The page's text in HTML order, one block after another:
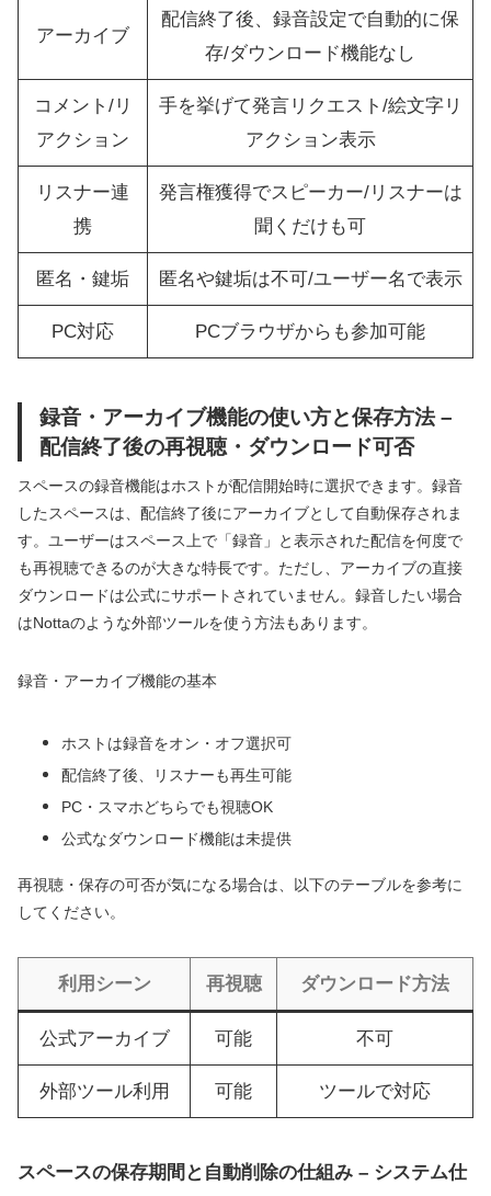
アーカイブ
配信終了後、録音設定で自動的に保
存/ダウンロード機能なし
コメント/リ
アクション
手を挙げて発言リクエスト/絵文字リ
アクション表示
リスナー連
携
発言権獲得でスピーカー/リスナーは
聞くだけも可
匿名・鍵垢 匿名や鍵垢は不可/ユーザー名で表示
PC対応 PCブラウザからも参加可能
録音・アーカイブ機能の使い方と保存方法 –
配信終了後の再視聴・ダウンロード可否
スペースの録音機能はホストが配信開始時に選択できます。録音
したスペースは、配信終了後にアーカイブとして自動保存されま
す。ユーザーはスペース上で「録音」と表示された配信を何度で
も再視聴できるのが大きな特長です。ただし、アーカイブの直接
ダウンロードは公式にサポートされていません。録音したい場合
はNottaのような外部ツールを使う方法もあります。
録音・アーカイブ機能の基本
ホストは録音をオン・オフ選択可
配信終了後、リスナーも再生可能
PC・スマホどちらでも視聴OK
公式なダウンロード機能は未提供
再視聴・保存の可否が気になる場合は、以下のテーブルを参考に
してください。
利用シーン 再視聴 ダウンロード方法
公式アーカイブ 可能 不可
外部ツール利用 可能 ツールで対応
スペースの保存期間と自動削除の仕組み – システム仕